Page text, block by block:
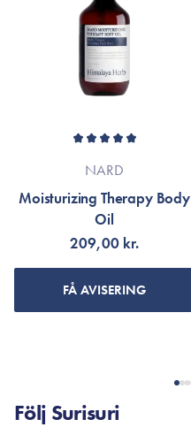
NARD
Moisturizing Therapy Body
Oil
209,00 kr.
FÅ AVISERING
Följ Surisuri